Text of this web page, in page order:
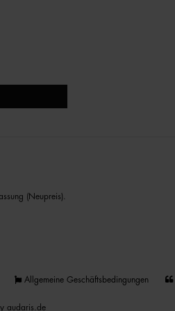
(Neupreis).
Allgemeine Geschäftsbedingungen
audaris.de